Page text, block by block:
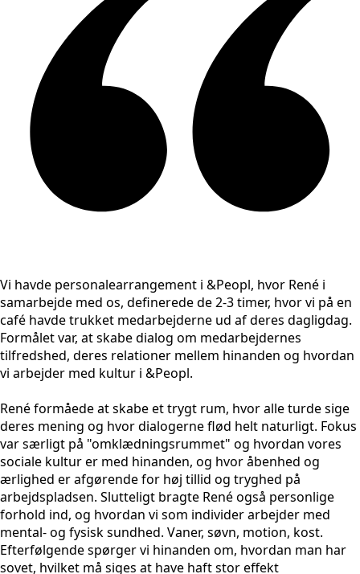
Vi havde personalearrangement i &Peopl, hvor René i
samarbejde med os, definerede de 2-3 timer, hvor vi på en
café havde trukket medarbejderne ud af deres dagligdag.
Formålet var, at skabe dialog om medarbejdernes
tilfredshed, deres relationer mellem hinanden og hvordan
vi arbejder med kultur i &Peopl.
René formåede at skabe et trygt rum, hvor alle turde sige
deres mening og hvor dialogerne flød helt naturligt. Fokus
var særligt på "omklædningsrummet" og hvordan vores
sociale kultur er med hinanden, og hvor åbenhed og
ærlighed er afgørende for høj tillid og tryghed på
arbejdspladsen. Slutteligt bragte René også personlige
forhold ind, og hvordan vi som individer arbejder med
mental- og fysisk sundhed. Vaner, søvn, motion, kost.
Efterfølgende spørger vi hinanden om, hvordan man har
sovet, hvilket må siges at have haft stor effekt